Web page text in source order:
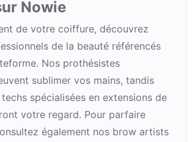
Nowie
de votre coiffure, découvrez
de la beauté référencés
Nos prothésistes
sublimer vos mains, tandis
techs spécialisées en extensions de
votre regard. Pour parfaire
également nos brow artists